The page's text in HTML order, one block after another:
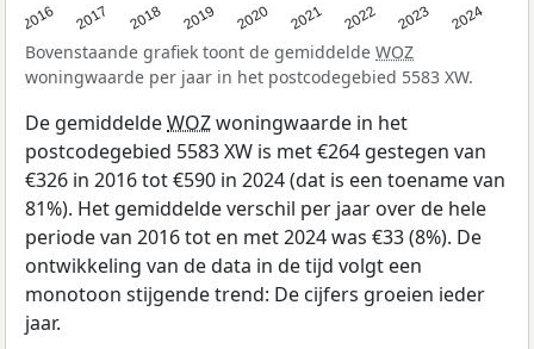
2016 2017 2018 2019 2020 2021 2022 2023 2024
Bovenstaande grafiek toont de gemiddelde WOZ
woningwaarde per jaar in het postcodegebied 5583 XW.
De gemiddeldeWOZwoningwaarde in het
postcodegebied 5583 XW is met €264 gestegen van
€326 in 2016 tot €590 in 2024 (dat is een toename van
81%). Het gemiddelde verschil per jaar over de hele
periode van 2016 tot en met 2024 was €33 (8%). De
ontwikkeling van de data in de tijd volgt een
monotoon stijgende trend: De cijfers groeien ieder
jaar.